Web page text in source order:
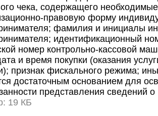
чека, содержащего
правовую форму
фамилия и инициалы
идентификационный
номер контрольно-кассовой
и время покупки (оказания
признак фискального режима;
достаточным основанием для
представления сведений
19 КБ